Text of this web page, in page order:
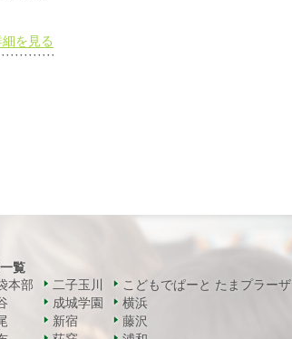
を見る
覧
本部
二子玉川
成城学園
新宿
こどもでぱーと たまプラーザ
横浜
藤沢